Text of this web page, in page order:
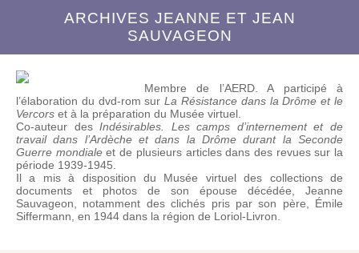
ARCHIVES JEANNE ET JEAN
SAUVAGEON
Membre de l’AERD. A participé à
l’élaboration du dvd-rom surLa Résistance dans la Drôme et le
Vercors et à la préparation du Musée virtuel.
Co-auteur desIndésirables. Les camps d’internement et de
travail dans l’Ardèche et dans la Drôme durant la Seconde
Guerre mondialeet de plusieurs articles dans des revues sur la
période 1939-1945.
Il a mis à disposition du Musée virtuel des collections de
documents et photos de son épouse décédée, Jeanne
Sauvageon, notamment des clichés pris par son père, Émile
Siffermann, en 1944 dans la région de Loriol-Livron.